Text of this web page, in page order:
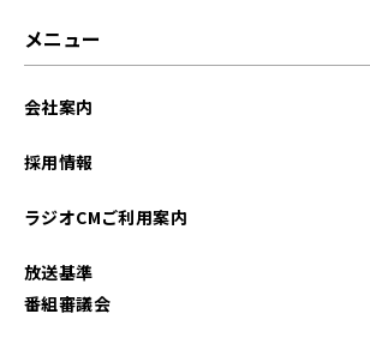
メニュー
会社案内
採用情報
ラジオCMご利用案内
放送基準
番組審議会